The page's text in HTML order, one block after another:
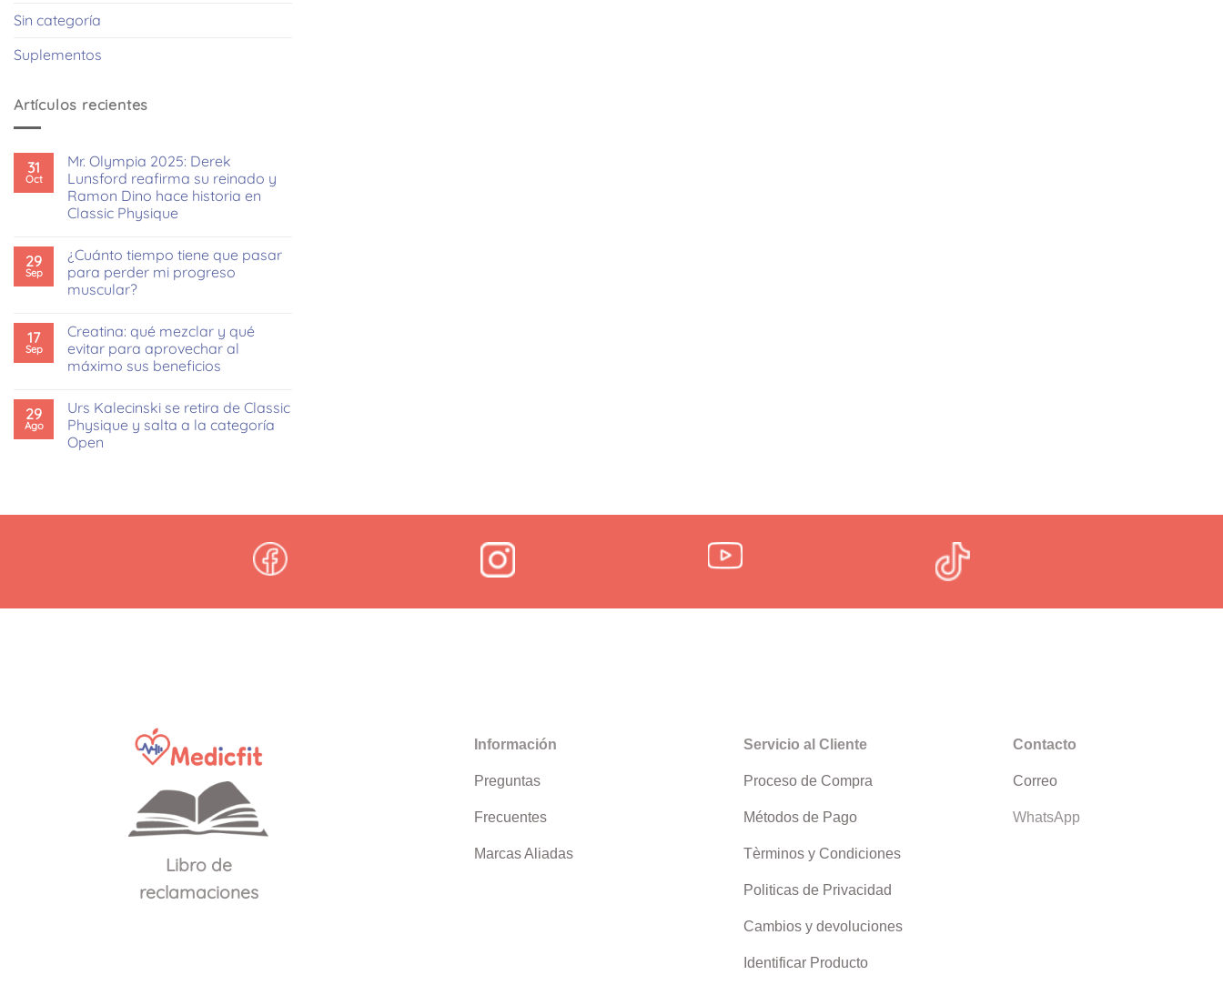
Sin categoría
Suplementos
Artículos recientes
31
Oct
Mr. Olympia 2025: Derek
Lunsford reafirma su reinado y
Ramon Dino hace historia en
Classic Physique
comentarios
en
Mr.
Olympia
Lunsford
reafirma
su
reinado
y
hace
historia
en
Classic
29
Sep
¿Cuánto tiempo tiene que pasar
para perder mi progreso
muscular?
comentarios
¿Cuánto
tiempo
pasar
para
perder
mi
progreso
17
Sep
Creatina: qué mezclar y qué
evitar para aprovechar al
máximo sus beneficios
comentarios
en
Creatina:
qué
mezclar
aprovechar
29
Ago
Urs Kalecinski se retira de Classic
Physique y salta a la categoría
Open
Kalecinski
Libro de
reclamaciones
Información
Preguntas
Frecuentes
Marcas Aliadas
Servicio al Cliente
Proceso de Compra
Métodos de Pago
Tèrminos y Condiciones
Politicas de Privacidad
Cambios y devoluciones
Identificar Producto
Contacto
Correo
WhatsApp